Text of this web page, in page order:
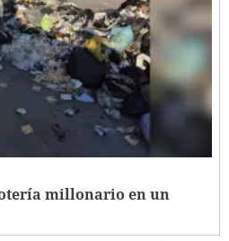
millonario en un